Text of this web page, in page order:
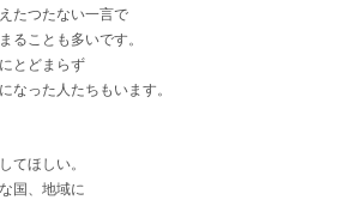
たつたない一言で
ることも多いです。
とどまらず
なった人たちもいます。
てほしい。
国、地域に